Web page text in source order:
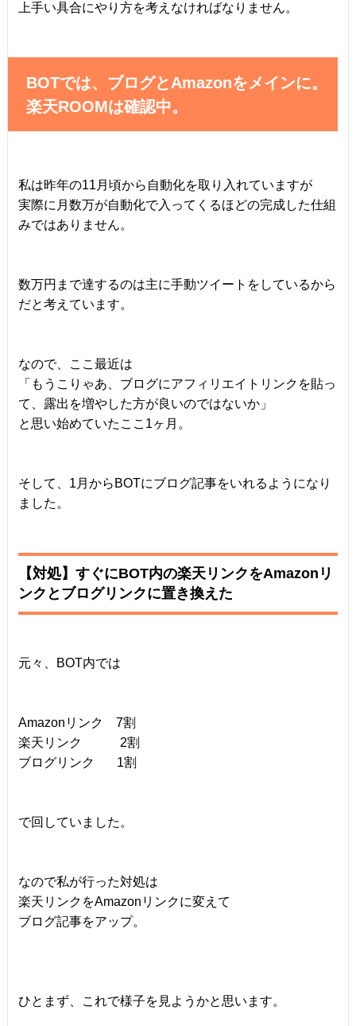
上手い具合にやり方を考えなければなりません。
BOTでは、ブログとAmazonをメインに。
楽天ROOMは確認中。
私は昨年の11月頃から自動化を取り入れていますが
実際に月数万が自動化で入ってくるほどの完成した仕組
みではありません。
数万円まで達するのは主に手動ツイートをしているから
だと考えています。
なので、ここ最近は
「もうこりゃあ、ブログにアフィリエイトリンクを貼っ
て、露出を増やした方が良いのではないか」
と思い始めていたここ1ヶ月。
そして、1月からBOTにブログ記事をいれるようになり
ました。
【対処】すぐにBOT内の楽天リンクをAmazonリ
ンクとブログリンクに置き換えた
元々、BOT内では
Amazonリンク 7割
楽天リンク 2割
ブログリンク 1割
で回していました。
なので私が行った対処は
楽天リンクをAmazonリンクに変えて
ブログ記事をアップ。
ひとまず、これで様子を見ようかと思います。